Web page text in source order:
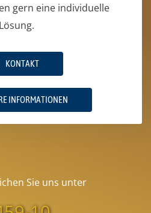
gern eine individuelle
Lösung.
KONTAKT
INFORMATIONEN
Sie uns unter